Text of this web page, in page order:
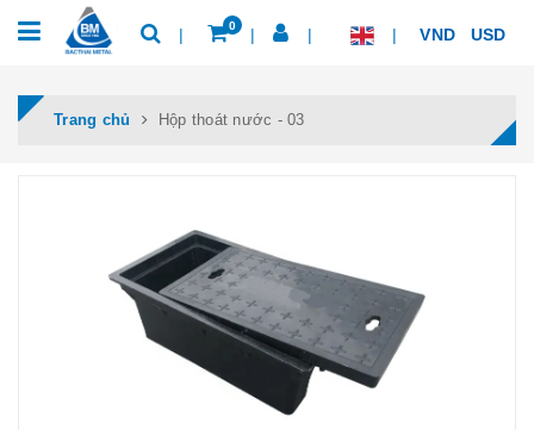
0 VND USD
Trang chủ Hộp thoát nước - 03